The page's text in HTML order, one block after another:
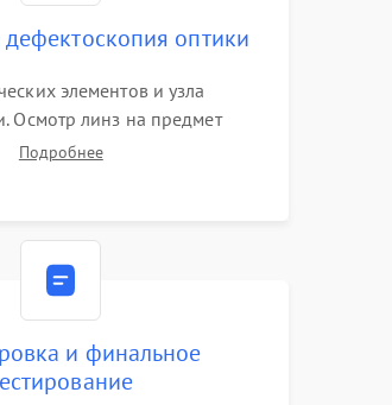
дефектоскопия оптики
элементов и узла
Осмотр линз на предмет
покрытия или
Подробнее
и финальное